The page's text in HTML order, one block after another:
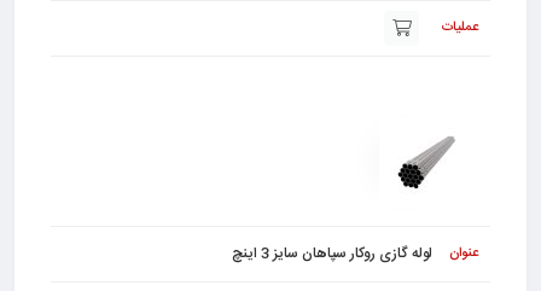
لوله گازی روکار سپاهان سایز 3 اینچ